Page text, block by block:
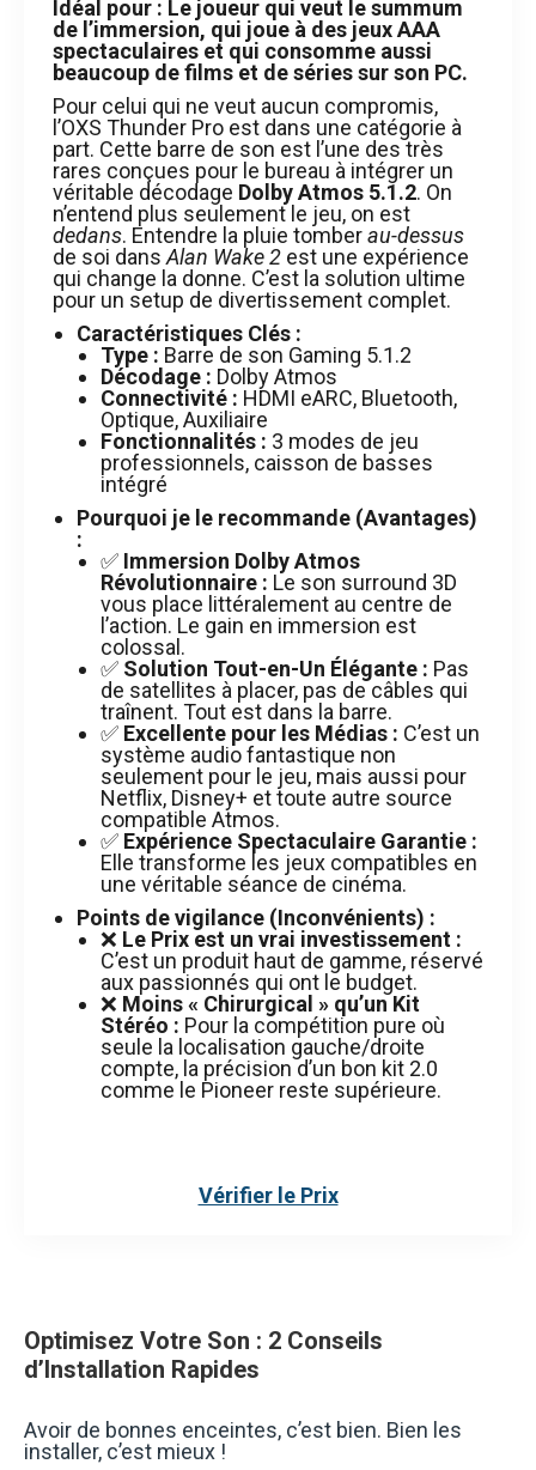
Idéal pour : Le joueur qui veut le summum
de l’immersion, qui joue à des jeux AAA
spectaculaires et qui consomme aussi
beaucoup de films et de séries sur son PC.
Pour celui qui ne veut aucun compromis,
l’OXS Thunder Pro est dans une catégorie à
part. Cette barre de son est l’une des très
rares conçues pour le bureau à intégrer un
véritable décodage Dolby Atmos 5.1.2. On
n’entend plus seulement le jeu, on est
dedans. Entendre la pluie tomberau-dessus
de soi dans Alan Wake 2 est une expérience
qui change la donne. C’est la solution ultime
pour un setup de divertissement complet.
Caractéristiques Clés :
Type : Barre de son Gaming 5.1.2
Décodage : Dolby Atmos
Connectivité : HDMI eARC, Bluetooth,
Optique, Auxiliaire
Fonctionnalités : 3 modes de jeu
professionnels, caisson de basses
intégré
Pourquoi je le recommande (Avantages)
:
✅ Immersion Dolby Atmos
Révolutionnaire : Le son surround 3D
vous place littéralement au centre de
l’action. Le gain en immersion est
colossal.
✅ Solution Tout-en-Un Élégante : Pas
de satellites à placer, pas de câbles qui
traînent. Tout est dans la barre.
✅ Excellente pour les Médias : C’est un
système audio fantastique non
seulement pour le jeu, mais aussi pour
Netflix, Disney+ et toute autre source
compatible Atmos.
✅ Expérience Spectaculaire Garantie :
Elle transforme les jeux compatibles en
une véritable séance de cinéma.
Points de vigilance (Inconvénients) :
❌ Le Prix est un vrai investissement :
C’est un produit haut de gamme, réservé
aux passionnés qui ont le budget.
❌ Moins « Chirurgical » qu’un Kit
Stéréo : Pour la compétition pure où
seule la localisation gauche/droite
compte, la précision d’un bon kit 2.0
comme le Pioneer reste supérieure.
Vérifier le Prix
Optimisez Votre Son : 2 Conseils
d’Installation Rapides
Avoir de bonnes enceintes, c’est bien. Bien les
installer, c’est mieux !